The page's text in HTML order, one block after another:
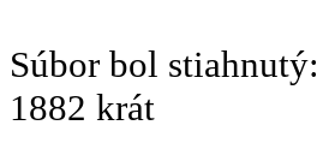
Súbor bol stiahnutý:
1882 krát